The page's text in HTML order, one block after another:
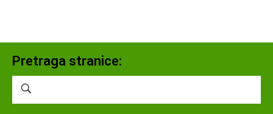
Pretraga stranice: